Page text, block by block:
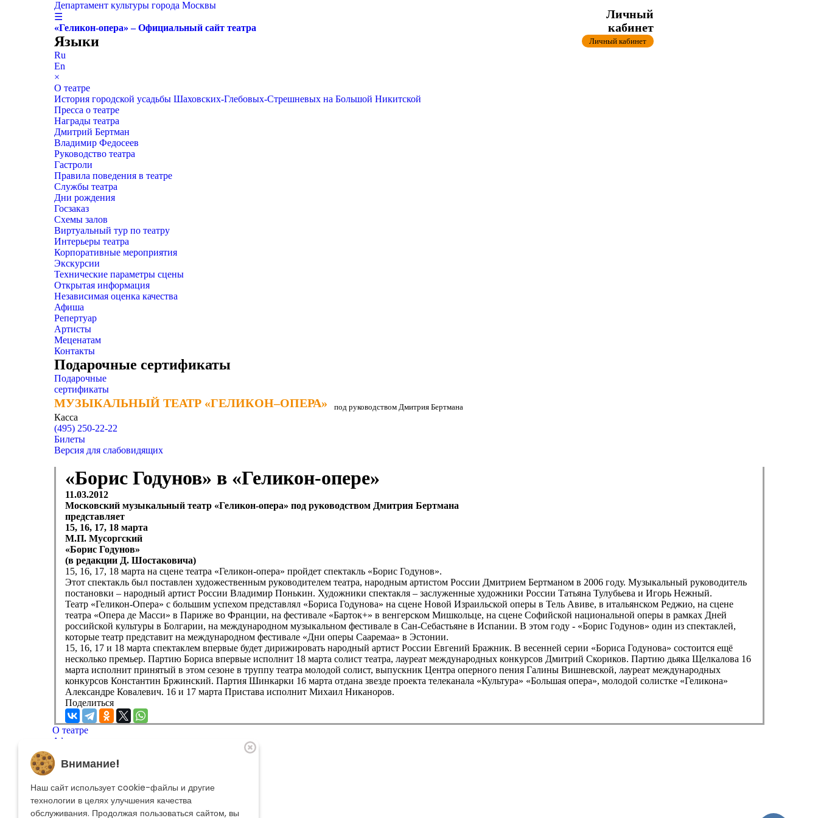
Департамент культуры города Москвы
☰
«Геликон-опера» – Официальный сайт театра
Языки
Ru
En
×
О театре
История городской усадьбы Шаховских-Глебовых-Стрешневых на Большой Никитской
Пресса о театре
Награды театра
Дмитрий Бертман
Владимир Федосеев
Руководство театра
Гастроли
Правила поведения в театре
Службы театра
Дни рождения
Госзаказ
Схемы залов
Виртуальный тур по театру
Интерьеры театра
Корпоративные мероприятия
Экскурсии
Технические параметры сцены
Открытая информация
Независимая оценка качества
Афиша
Репертуар
Артисты
Меценатам
Контакты
Подарочные сертификаты
Подарочные
сертификаты
МУЗЫКАЛЬНЫЙ ТЕАТР «ГЕЛИКОН–ОПЕРА»
МУЗЫКАЛЬНЫЙ ТЕАТР «ГЕЛИКОН–ОПЕРА» под руководством Дмитрия Бертмана
Касса
(495) 250-22-22
Личный
кабинет
Личный кабинет
Билеты
Версия для слабовидящих
«Борис Годунов» в «Геликон-опере»
11.03.2012
Московский музыкальный театр «Геликон-опера» под руководством Дмитрия Бертмана
представляет
15, 16, 17, 18 марта
М.П. Мусоргский
«Борис Годунов»
(в редакции Д. Шостаковича)
15, 16, 17, 18 марта на сцене театра «Геликон-опера» пройдет спектакль «Борис Годунов».
Этот спектакль был поставлен художественным руководителем театра, народным артистом России Дмитрием Бертманом в 2006 году. Музыкальный руководитель
постановки – народный артист России Владимир Понькин. Художники спектакля – заслуженные художники России Татьяна Тулубьева и Игорь Нежный.
Театр «Геликон-Опера» с большим успехом представлял «Бориса Годунова» на сцене Новой Израильской оперы в Тель Авиве, в итальянском Реджио, на сцене
театра «Опера де Масси» в Париже во Франции, на фестивале «Барток+» в венгерском Мишкольце, на сцене Софийской национальной оперы в рамках Дней
российской культуры в Болгарии, на международном музыкальном фестивале в Сан-Себастьяне в Испании. В этом году - «Борис Годунов» один из спектаклей,
которые театр представит на международном фестивале «Дни оперы Сааремаа» в Эстонии.
15, 16, 17 и 18 марта спектаклем впервые будет дирижировать народный артист России Евгений Бражник. В весенней серии «Бориса Годунова» состоится ещё
несколько премьер. Партию Бориса впервые исполнит 18 марта солист театра, лауреат международных конкурсов Дмитрий Скориков. Партию дьяка Щелкалова 16
марта исполнит принятый в этом сезоне в труппу театра молодой солист, выпускник Центра оперного пения Галины Вишневской, лауреат международных
конкурсов Константин Бржинский. Партия Шинкарки 16 марта отдана звезде проекта телеканала «Культура» «Большая опера», молодой солистке «Геликона»
Александре Ковалевич. 16 и 17 марта Пристава исполнит Михаил Никаноров.
Поделиться
О театре
Афиша
Артисты
Меценатам
Контакты
Касса театра
8 495 250-22-22
Форма поиска
Внимание!
Наш сайт использует cookie-файлы и другие
технологии в целях улучшения качества
обслуживания. Продолжая пользоваться сайтом, вы